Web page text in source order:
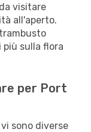
visitare
all'aperto.
più sulla flora
per Port
sono diverse